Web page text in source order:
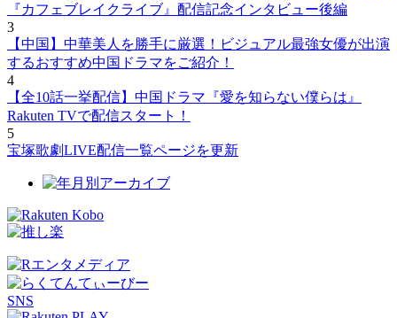
『カフェブレイクライブ』配信記念インタビュー後編
3
【中国】中華美人を勝手に厳選！ビジュアル最強女優が出演
するおすすめ中国ドラマをご紹介！
4
【全10話一挙配信】中国ドラマ『愛を知らない僕らは』
Rakuten TVで配信スタート！
5
宝塚歌劇LIVE配信一覧ページを更新
SNS